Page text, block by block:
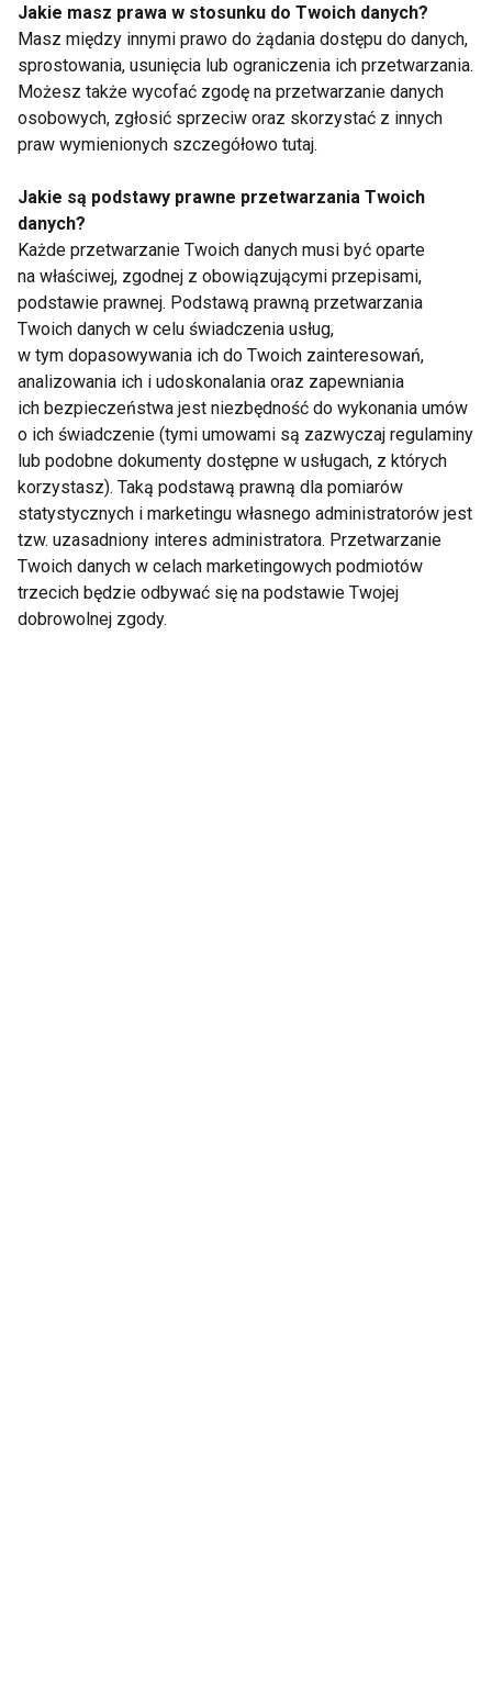
żywienie dzieci
5 pomysłów na
wysokobiałkowe
posiłki po treningu dla
młodych sportowców
Sposób żywienia w
pierwszych latach
życia wpływa na
przyszłe zdrowie
Co piąty polski uczeń
ma nadwagę!
Żywieniowy dekalog
ucznia
Jakie masz prawa w stosunku do Twoich danych?
Masz między innymi prawo do żądania dostępu do danych,
sprostowania, usunięcia lub ograniczenia ich przetwarzania.
Możesz także wycofać zgodę na przetwarzanie danych
osobowych, zgłosić sprzeciw oraz skorzystać z innych
praw wymienionych szczegółowo tutaj.
Jakie są podstawy prawne przetwarzania Twoich
danych?
Każde przetwarzanie Twoich danych musi być oparte
na właściwej, zgodnej z obowiązującymi przepisami,
podstawie prawnej. Podstawą prawną przetwarzania
Twoich danych w celu świadczenia usług,
w tym dopasowywania ich do Twoich zainteresowań,
analizowania ich i udoskonalania oraz zapewniania
ich bezpieczeństwa jest niezbędność do wykonania umów
o ich świadczenie (tymi umowami są zazwyczaj regulaminy
lub podobne dokumenty dostępne w usługach, z których
korzystasz). Taką podstawą prawną dla pomiarów
statystycznych i marketingu własnego administratorów jest
tzw. uzasadniony interes administratora. Przetwarzanie
Twoich danych w celach marketingowych podmiotów
trzecich będzie odbywać się na podstawie Twojej
dobrowolnej zgody.